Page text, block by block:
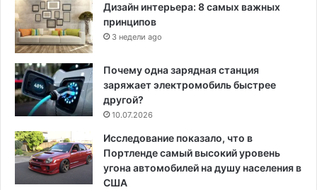
Дизайн интерьера: 8 самых важных
принципов
3 недели ago
Почему одна зарядная станция
заряжает электромобиль быстрее
другой?
10.07.2026
Исследование показало, что в
Портленде самый высокий уровень
угона автомобилей на душу населения в
США